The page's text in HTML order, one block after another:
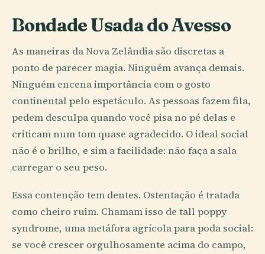
Bondade Usada do Avesso
As maneiras da Nova Zelândia são discretas a
ponto de parecer magia. Ninguém avança demais.
Ninguém encena importância com o gosto
continental pelo espetáculo. As pessoas fazem fila,
pedem desculpa quando você pisa no pé delas e
criticam num tom quase agradecido. O ideal social
não é o brilho, e sim a facilidade: não faça a sala
carregar o seu peso.
Essa contenção tem dentes. Ostentação é tratada
como cheiro ruim. Chamam isso de tall poppy
syndrome, uma metáfora agrícola para poda social:
se você crescer orgulhosamente acima do campo,